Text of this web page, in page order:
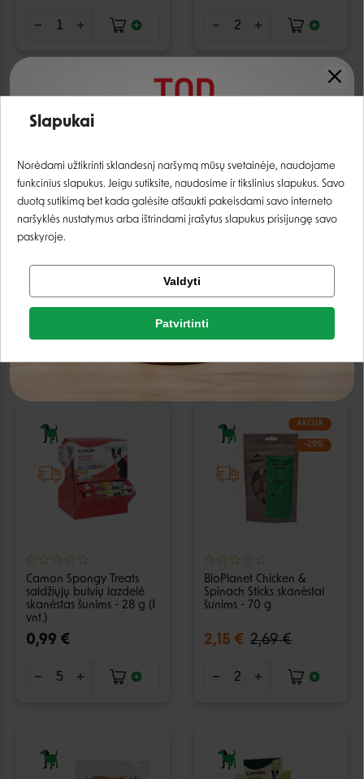
skanėstas šunims - 7 vnt.
AKCIJA
skanėstai ėrienos ir
Camon Spongy Treats
saldžiųjų bulvių lazdelė
skanėstas šunims - 28 g (1
vnt.)
0,99 €
AKCIJA
−20%
BioPlanet Chicken &
Spinach Sticks skanėstai
šunims - 70 g
2,15 € 2,69 €
Registruotis
Facebook
Slapukai
Norėdami užtikrinti sklandesnį naršymą mūsų svetainėje, naudojame
funkcinius slapukus. Jeigu sutiksite, naudosime ir tikslinius slapukus. Savo
duotą sutikimą bet kada galėsite atšaukti pakeisdami savo interneto
naršyklės nustatymus arba ištrindami įrašytus slapukus prisijungę savo
paskyroje.
Valdyti
Patvirtinti